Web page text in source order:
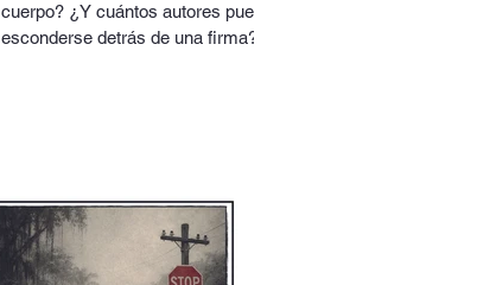
cuerpo? ¿Y cuántos autores pueden
esconderse detrás de una firma?
responsable de una parte de su
obra y de su identidad. Al final,
asistimos incluso al nacimiento de